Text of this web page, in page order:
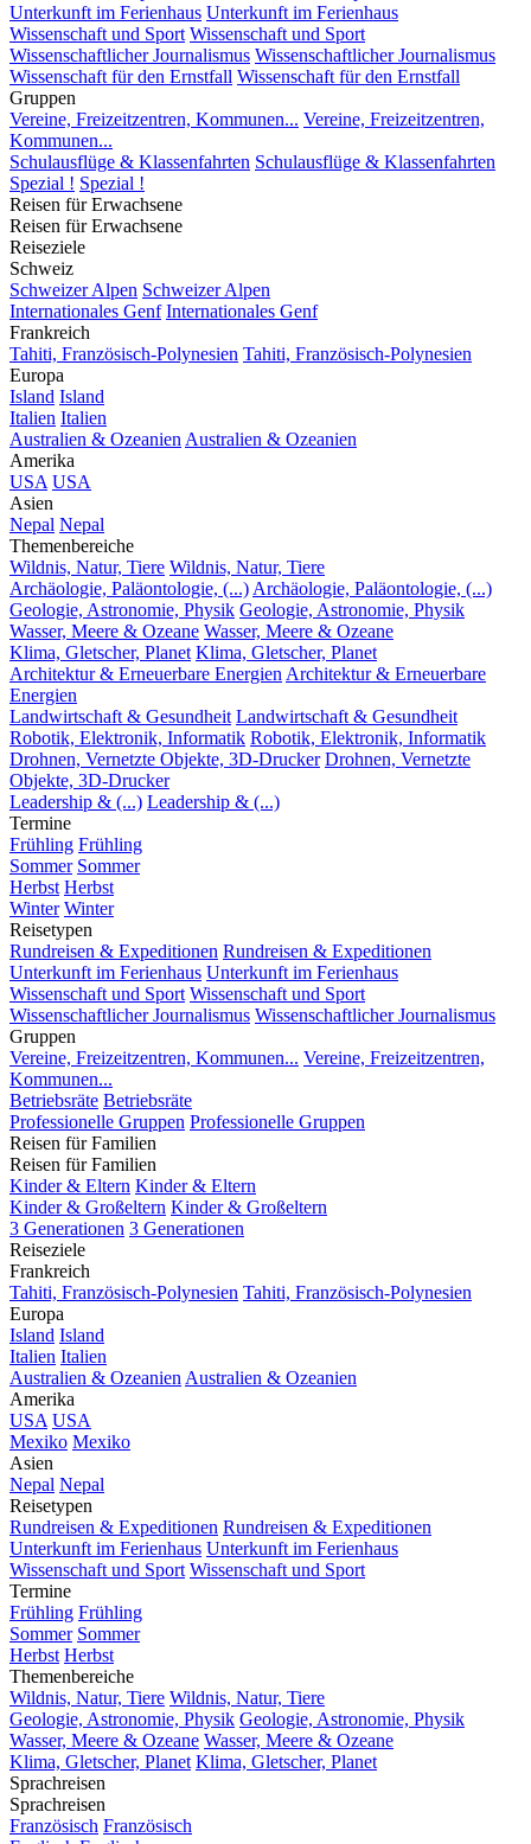
Unterkunft im Ferienhaus Unterkunft im Ferienhaus
Wissenschaft und Sport Wissenschaft und Sport
Wissenschaftlicher Journalismus Wissenschaftlicher Journalismus
Wissenschaft für den Ernstfall Wissenschaft für den Ernstfall
Gruppen
Vereine, Freizeitzentren, Kommunen... Vereine, Freizeitzentren,
Kommunen...
Schulausflüge & Klassenfahrten Schulausflüge & Klassenfahrten
Spezial ! Spezial !
Reisen für Erwachsene
Reisen für Erwachsene
Reiseziele
Schweiz
Schweizer Alpen Schweizer Alpen
Internationales Genf Internationales Genf
Frankreich
Tahiti, Französisch-Polynesien Tahiti, Französisch-Polynesien
Europa
Island Island
Italien Italien
Australien & Ozeanien Australien & Ozeanien
Amerika
USA USA
Asien
Nepal Nepal
Themenbereiche
Wildnis, Natur, Tiere Wildnis, Natur, Tiere
Archäologie, Paläontologie, (...) Archäologie, Paläontologie, (...)
Geologie, Astronomie, Physik Geologie, Astronomie, Physik
Wasser, Meere & Ozeane Wasser, Meere & Ozeane
Klima, Gletscher, Planet Klima, Gletscher, Planet
Architektur & Erneuerbare Energien Architektur & Erneuerbare
Energien
Landwirtschaft & Gesundheit Landwirtschaft & Gesundheit
Robotik, Elektronik, Informatik Robotik, Elektronik, Informatik
Drohnen, Vernetzte Objekte, 3D-Drucker Drohnen, Vernetzte
Objekte, 3D-Drucker
Leadership & (...) Leadership & (...)
Termine
Frühling Frühling
Sommer Sommer
Herbst Herbst
Winter Winter
Reisetypen
Rundreisen & Expeditionen Rundreisen & Expeditionen
Unterkunft im Ferienhaus Unterkunft im Ferienhaus
Wissenschaft und Sport Wissenschaft und Sport
Wissenschaftlicher Journalismus Wissenschaftlicher Journalismus
Gruppen
Vereine, Freizeitzentren, Kommunen... Vereine, Freizeitzentren,
Kommunen...
Betriebsräte Betriebsräte
Professionelle Gruppen Professionelle Gruppen
Reisen für Familien
Reisen für Familien
Kinder & Eltern Kinder & Eltern
Kinder & Großeltern Kinder & Großeltern
3 Generationen 3 Generationen
Reiseziele
Frankreich
Tahiti, Französisch-Polynesien Tahiti, Französisch-Polynesien
Europa
Island Island
Italien Italien
Australien & Ozeanien Australien & Ozeanien
Amerika
USA USA
Mexiko Mexiko
Asien
Nepal Nepal
Reisetypen
Rundreisen & Expeditionen Rundreisen & Expeditionen
Unterkunft im Ferienhaus Unterkunft im Ferienhaus
Wissenschaft und Sport Wissenschaft und Sport
Termine
Frühling Frühling
Sommer Sommer
Herbst Herbst
Themenbereiche
Wildnis, Natur, Tiere Wildnis, Natur, Tiere
Geologie, Astronomie, Physik Geologie, Astronomie, Physik
Wasser, Meere & Ozeane Wasser, Meere & Ozeane
Klima, Gletscher, Planet Klima, Gletscher, Planet
Sprachreisen
Sprachreisen
Französisch Französisch